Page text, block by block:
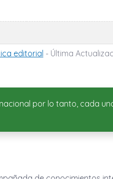
editorial - Última
por lo tanto, cada